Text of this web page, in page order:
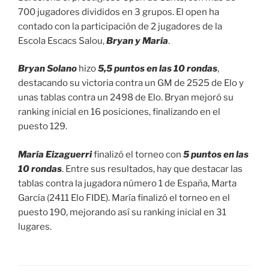
700 jugadores divididos en 3 grupos. El open ha
contado con la participación de 2 jugadores de la
Escola Escacs Salou,Bryan y María.
Bryan Solano hizo5,5 puntos en las 10 rondas,
destacando su victoria contra un GM de 2525 de Elo y
unas tablas contra un 2498 de Elo. Bryan mejoró su
ranking inicial en 16 posiciones, finalizando en el
puesto 129.
María Eizaguerrifinalizó el torneo con 5 puntos en las
10 rondas. Entre sus resultados, hay que destacar las
tablas contra la jugadora número 1 de España, Marta
García (2411 Elo FIDE). María finalizó el torneo en el
puesto 190, mejorando así su ranking inicial en 31
lugares.